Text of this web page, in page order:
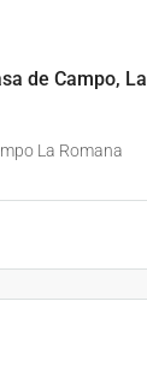
de Campo, La
La Romana